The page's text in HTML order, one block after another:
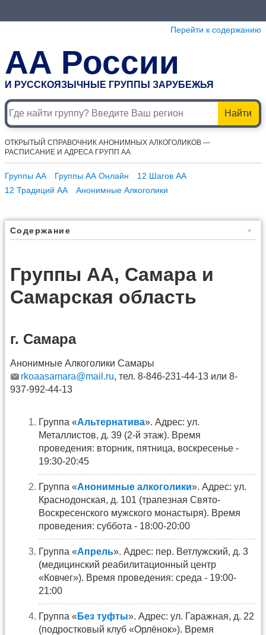
Перейти к содержанию
АА России
И РУССКОЯЗЫЧНЫЕ ГРУППЫ ЗАРУБЕЖЬЯ
Найти
ОТКРЫТЫЙ СПРАВОЧНИК АНОНИМНЫХ АЛКОГОЛИКОВ —
РАСПИСАНИЕ И АДРЕСА ГРУПП АА
Группы АА Группы АА Онлайн
12 Шагов АА
12 Традиций АА
Анонимные Алкоголики
Содержание
Группы АА, Самара и
Самарская область
г. Самара
Анонимные Алкоголики Самары
rkoaasamara@mail.ru, тел. 8-846-231-44-13 или 8-
937-992-44-13
Группа «Альтернатива». Адрес: ул.
Металлистов, д. 39 (2-й этаж). Время
проведения: вторник, пятница, воскресенье -
19:30-20:45
Группа «Анонимные алкоголики». Адрес: ул.
Краснодонская, д. 101 (трапезная Свято-
Воскресенского мужского монастыря). Время
проведения: суббота - 18:00-20:00
Группа «Апрель». Адрес: пер. Ветлужский, д. 3
(медицинский реабилитационный центр
«Ковчег»). Время проведения: среда - 19:00-
21:00
Группа « Без туфты». Адрес: ул. Гаражная, д. 22
(подростковый клуб «Орлёнок»). Время